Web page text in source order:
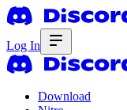
Log In
Download